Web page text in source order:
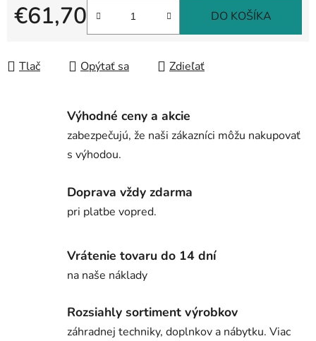
€61,70
Jednotková cena:
DO KOŠÍKA
Tlač Opýtať sa Zdieľať
Výhodné ceny a akcie
zabezpečujú, že naši zákazníci môžu nakupovať
s výhodou.
Doprava vždy zdarma
pri platbe vopred.
Vrátenie tovaru do 14 dní
na naše náklady
Rozsiahly sortiment výrobkov
záhradnej techniky, doplnkov a nábytku. Viac